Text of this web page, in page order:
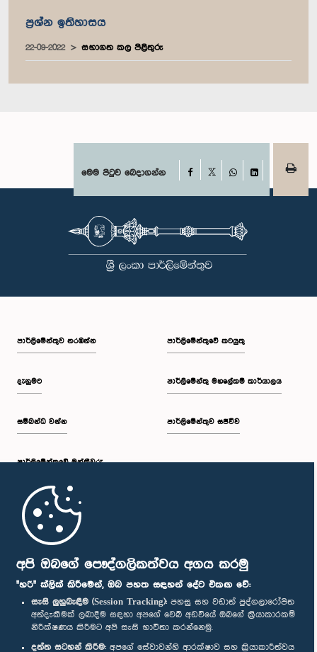
අපි ඔබගේ පෞද්ගලිකත්වය අගය කරමු
"හරි" ක්ලික් කිරීමෙන්, ඔබ පහත සඳහන් දේට එකඟ වේ:
සැසි ලුහුබැඳීම (Session Tracking): පහසු සහ වඩාත් පුද්ගලාරෝපිත
අත්දැකීමක් ලබාදීම සඳහා අපගේ වෙබ් අඩවියේ ඔබගේ ක්‍රියාකාරකම්
නිරීක්ෂණය කිරීමට අපි සැසි භාවිතා කරන්නෙමු.
දත්ත සටහන් කිරීම: අපගේ සේවාවන්හි ආරක්ෂාව සහ ක්‍රියාකාරීත්වය
ප්‍රශ්න ඉතිහාසය
22-09-2022 සභාගත කල පිළිතුරු
මෙම පිටුව බෙදාගන්න Facebook
WhatsAppLinkedIn
පාර්ලි‌මේන්තුව නරඹන්න
දැනුමට
සම්බන්ධ වන්න
පාර්ලි‌මේන්තුවේ මන්ත්‍රීවරු
මුල් පිටුව
පාර්ලිමේන්තුවේ කටයුතු
පාර්ලිමේන්තු මහලේකම් කාර්යාලය
පාර්ලිමේන්තුව සජීවීව
පාර්ලිමේන්තු ජංගම යෙදුම
අප හා සම්බන්ධ වී සිටින්න :